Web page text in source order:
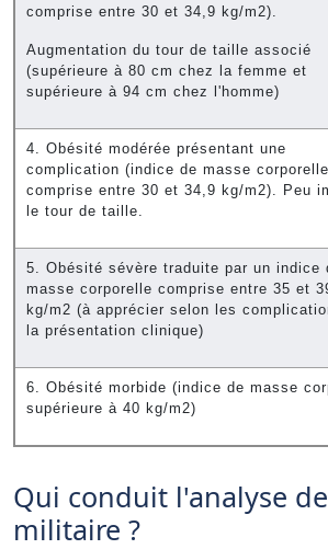
comprise entre 30 et 34,9 kg/m2).
Augmentation du tour de taille associé
(supérieure à 80 cm chez la femme et
supérieure à 94 cm chez l'homme)
4. Obésité modérée présentant une
complication (indice de masse corporelle
comprise entre 30 et 34,9 kg/m2). Peu
le tour de taille.
5. Obésité sévère traduite par un indice
masse corporelle comprise entre 35 et
kg/m2 (à apprécier selon les
la présentation clinique)
6. Obésité morbide (indice de masse
supérieure à 40 kg/m2)
Qui conduit l'analyse
militaire ?